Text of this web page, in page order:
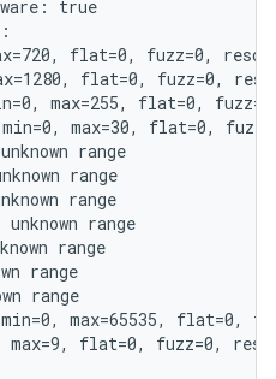
true
flat=0, fuzz=0,
flat=0, fuzz=0,
max=255, flat=0,
max=30, flat=0,
range
range
range
unknown range
range
range
range
max=65535, flat=0,
max=9, flat=0, fuzz=0,